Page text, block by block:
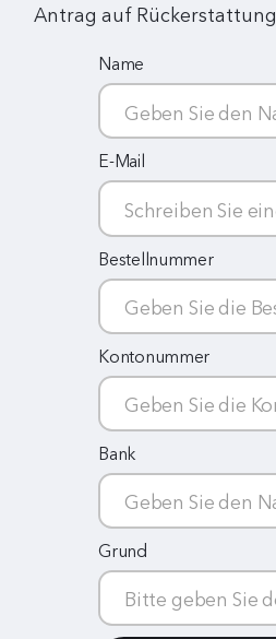
Antrag auf Rückerstattung
Name
E-Mail
Bestellnummer
Kontonummer
Bank
Grund